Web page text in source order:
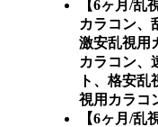
【6ヶ月/乱
カラコン、
激安乱視用
カラコン、
ト、格安
視用カラコ
【6ヶ月/乱